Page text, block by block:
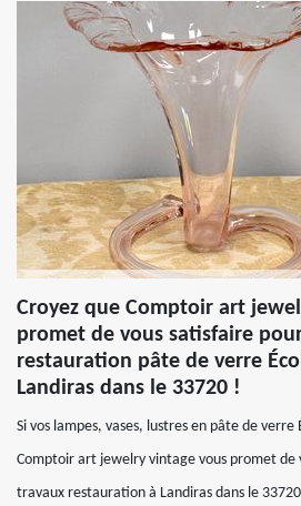
Croyez que Comptoir art
promet de vous satisfaire
restauration pâte de verre
Landiras dans le 33720 !
Si vos lampes, vases, lustres en pâte de verre
Comptoir art jewelry vintage vous promet de
travaux restauration à Landiras dans le